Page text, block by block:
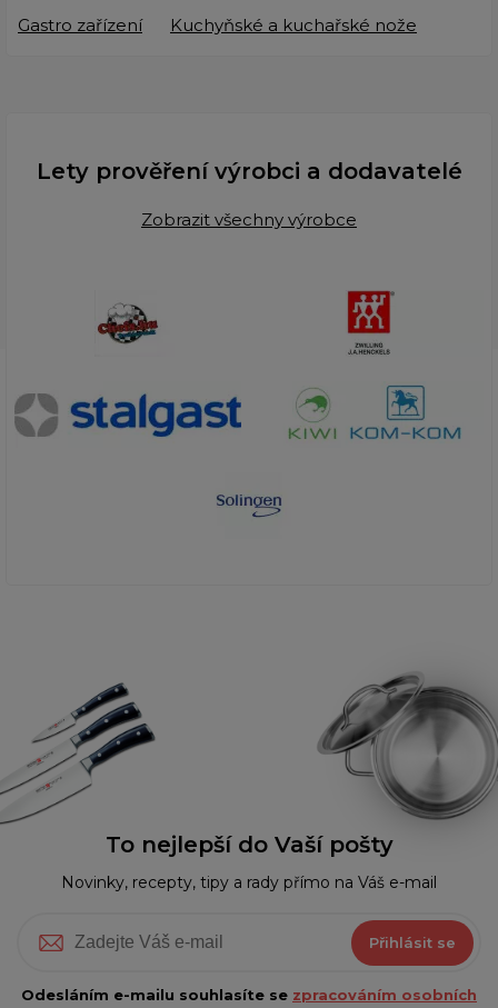
Gastro zařízení Kuchyňské a kuchařské nože
Lety prověření výrobci a dodavatelé
Zobrazit všechny výrobce
To nejlepší do Vaší pošty
Novinky, recepty, tipy a rady přímo na Váš e-mail
Přihlásit se
Odesláním e-mailu souhlasíte se zpracováním osobních